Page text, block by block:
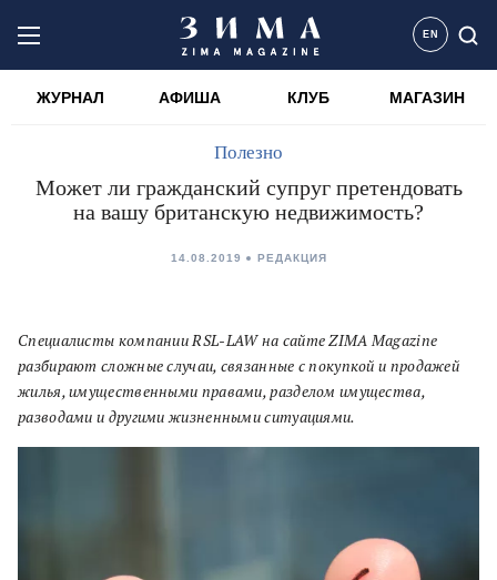
EN
ЖУРНАЛ АФИША КЛУБ МАГАЗИН
Полезно
Может ли гражданский супруг претендовать
на вашу британскую недвижимость?
14.08.2019 РЕДАКЦИЯ
Специалисты компании RSL-LAW на сайте ZIMA Magazine
разбирают сложные случаи, связанные с покупкой и продажей
жилья, имущественными правами, разделом имущества,
разводами и другими жизненными ситуациями.